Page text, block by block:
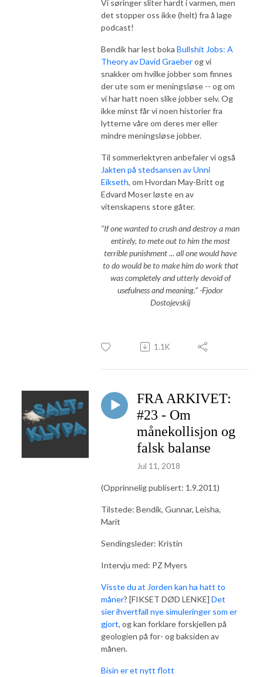
Vi søringer sliter hardt i varmen, men
det stopper oss ikke (helt) fra å lage
podcast!
Bendik har lest boka Bullshit Jobs: A
Theory av David Graeberog vi
snakker om hvilke jobber som finnes
der ute som er meningsløse -- og om
vi har hatt noen slike jobber selv. Og
ikke minst får vi noen historier fra
lytterne våre om deres mer eller
mindre meningsløse jobber.
Til sommerlektyren anbefaler vi også
Jakten på stedsansen av Unni
Eikseth, om Hvordan May-Britt og
Edvard Moser løste en av
vitenskapens store gåter.
“If one wanted to crush and destroy a man
entirely, to mete out to him the most
terrible punishment ... all one would have
to do would be to make him do work that
was completely and utterly devoid of
usefulness and meaning.” -Fjodor
Dostojevskij
1.1K
FRA ARKIVET:
#23 - Om
månekollisjon og
falsk balanse
Jul 11, 2018
(Opprinnelig publisert: 1.9.2011)
Tilstede: Bendik, Gunnar, Leisha,
Marit
Sendingsleder: Kristin
Intervju med: PZ Myers
Visste du at Jorden kan ha hatt to
måner? [FIKSET DØD LENKE] Det
sier ihvertfall nye simuleringer som er
gjort, og kan forklare forskjellen på
geologien på for- og baksiden av
månen.
Bisin er et nytt flott